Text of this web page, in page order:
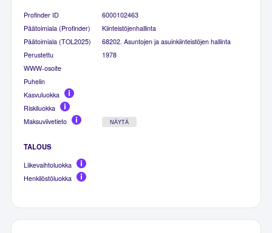
Profinder ID
6000102463
Päätoimiala (Profinder)
Kiinteistöjenhallinta
Päätoimiala (TOL2025)
68202. Asuntojen ja asuinkiinteistöjen hallinta
Perustettu
1978
WWW-osoite
Puhelin
Kasvuluokka
Riskiluokka
Maksuviivetieto
NÄYTÄ
TALOUS
Liikevaihtoluokka
Henkilöstöluokka